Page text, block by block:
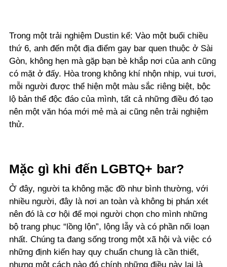
Trong một trải nghiệm Dustin kể: Vào một buổi chiều
thứ 6, anh đến một địa điểm gay bar quen thuộc ở Sài
Gòn, không hẹn mà gặp bạn bè khắp nơi của anh cũng
có mặt ở đấy. Hòa trong không khí nhộn nhịp, vui tươi,
mỗi người được thể hiện một màu sắc riêng biệt, bộc
lộ bản thể độc đáo của mình, tất cả những điều đó tạo
nên một văn hóa mới mẻ mà ai cũng nên trải nghiệm
thử.
Mặc gì khi đến LGBTQ+ bar?
Ở đây, người ta không mặc đồ như bình thường, với
nhiều người, đây là nơi an toàn và không bị phán xét
nên đó là cơ hội để mọi người chọn cho mình những
bộ trang phục “lồng lộn”, lộng lẫy và có phần nổi loạn
nhất. Chúng ta đang sống trong một xã hội và việc có
những định kiến hay quy chuẩn chung là cần thiết,
nhưng một cách nào đó chính những điều này lại là